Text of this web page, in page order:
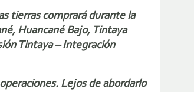
tierras comprará durante la
Huancané Bajo, Tintaya
Tintaya – Integración
Lejos de abordarlo